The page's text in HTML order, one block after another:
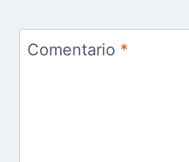
Comentario *